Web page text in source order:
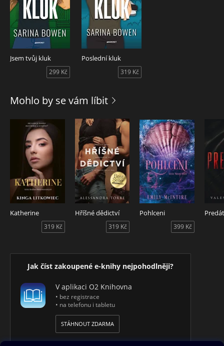
Jsem tvůj kluk
299 Kč
Poslední kluk
319 Kč
Mohlo by se vám líbit
Katherine
319 Kč
Hříšné dědictví
319 Kč
Pohlceni
399 Kč
Jak číst zakoupené e-knihy nejpohodlněji?
V aplikaci O2 Knihovna
• bez registrace
• na telefonu i tabletu
STÁHNOUT ZDARMA